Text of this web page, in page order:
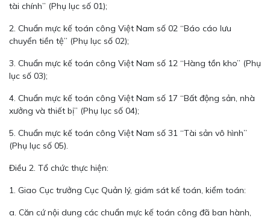
tài chính” (Phụ lục số 01);
2. Chuẩn mực kế toán công Việt Nam số 02 “Báo cáo lưu
chuyển tiền tệ” (Phụ lục số 02);
3. Chuẩn mực kế toán công Việt Nam số 12 “Hàng tồn kho” (Phụ
lục số 03);
4. Chuẩn mực kế toán công Việt Nam số 17 “Bất động sản, nhà
xưởng và thiết bị” (Phụ lục số 04);
5. Chuẩn mực kế toán công Việt Nam số 31 “Tài sản vô hình”
(Phụ lục số 05).
Điều 2. Tổ chức thực hiện:
1. Giao Cục trưởng Cục Quản lý, giám sát kế toán, kiểm toán:
a. Căn cứ nội dung các chuẩn mực kế toán công đã ban hành,